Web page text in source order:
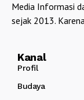
Media Informasi
sejak 2013.
Kanal
Profil
Budaya